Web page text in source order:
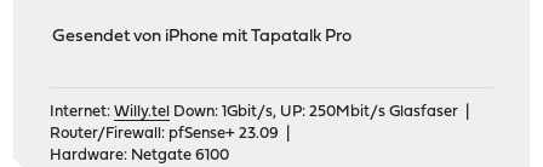
Gesendet von iPhone mit Tapatalk Pro
Internet:Willy.tel
Down: 1Gbit/s, UP: 250Mbit/s Glasfaser |
Router/Firewall: pfSense+ 23.09 |
Hardware: Netgate 6100